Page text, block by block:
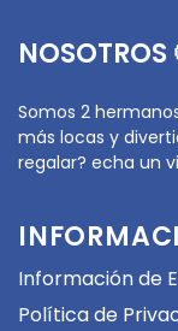
NOSOTROS
Somos 2
más locas y
regalar? echa un
Información de
Política de